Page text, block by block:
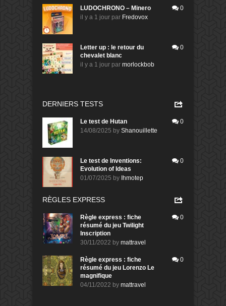
LUDOCHRONO – Minero
il y a 1 jour par Fredovox
0
Letter up : le retour du
chevalet blanc
il y a 1 jour par morlockbob
0
DERNIERS TESTS
Le test de Hutan
14/08/2025 by Shanouillette
0
Le test de Inventions:
Evolution of Ideas
01/07/2025 by Ihmotep
0
RÈGLES EXPRESS
Règle express : fiche
résumé du jeu Twilight
Inscription
30/11/2022 by mattravel
0
Règle express : fiche
résumé du jeu Lorenzo Le
magnifique
04/11/2022 by mattravel
0